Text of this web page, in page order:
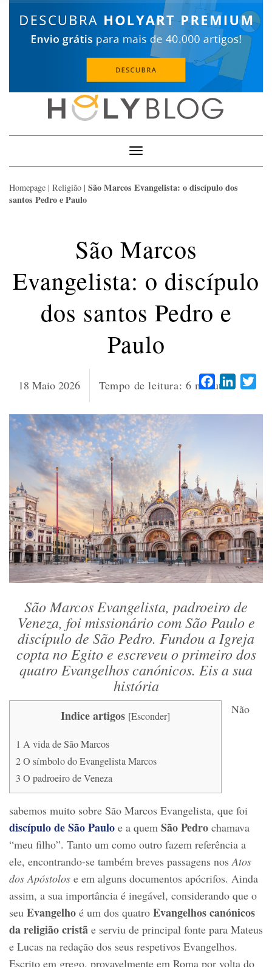
Toggle
Navigation
Homepage | Religião | São Marcos Evangelista: o discípulo dos
santos Pedro e Paulo
São Marcos
Evangelista: o discípulo
dos santos Pedro e
Paulo
18 Maio 2026 Tempo de leitura: 6 minutosFacebook
São Marcos Evangelista, padroeiro de
Veneza, foi missionário com São Paulo e
discípulo de São Pedro. Fundou a Igreja
copta no Egito e escreveu o primeiro dos
quatro Evangelhos canónicos. Eis a sua
história
Indice artigos [Esconder]
1 A vida de São Marcos
2O símbolo do Evangelista Marcos
3 O padroeiro de Veneza
Não
sabemos muito sobre São Marcos Evangelista, que foi
discípulo de São Paulo e a quem São Pedro chamava
“meu filho”. Tanto um como outro fazem referência a
ele, encontrando-se também breves passagens nosAtos
dos Apóstolos e em alguns documentos apócrifos. Ainda
assim, a sua importância é inegável, considerando que o
seu Evangelho é um dos quatro Evangelhos canónicos
da religião cristã e serviu de principal fonte para Mateus
e Lucas na redação dos seus respetivos Evangelhos.
Escrito em grego, provavelmente em Roma por volta do